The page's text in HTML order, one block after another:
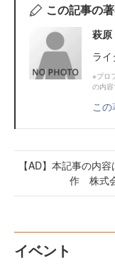
この記事の
萩原
ライ
※プロ
の内
こ
【AD】本記事の内
作 株式
イベント